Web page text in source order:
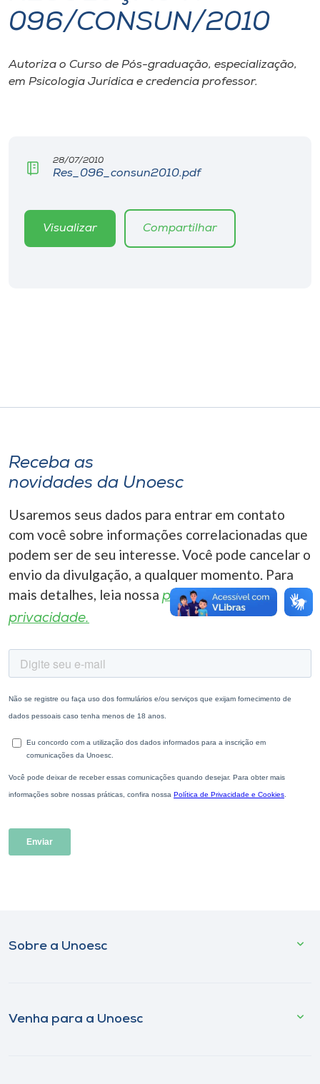
I.nova
Diplomados
CPA
Editora
Selecione
o idioma
096/CONSUN/2010
Autoriza o Curso de Pós-graduação, especialização,
em Psicologia Jurídica e credencia professor.
28/07/2010
Res_096_consun2010.pdf
Visualizar Compartilhar
Receba as
novidades da Unoesc
Usaremos seus dados para entrar em contato
com você sobre informações correlacionadas que
podem ser de seu interesse. Você pode cancelar o
envio da divulgação, a qualquer momento. Para
mais detalhes, leia nossa política de
privacidade.
Sobre a Unoesc
Venha para a Unoesc